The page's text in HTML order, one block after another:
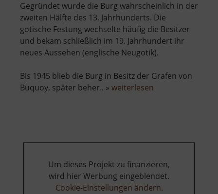
Gegründet wurde die Burg wahrscheinlich in der
zweiten Hälfte des 13. Jahrhunderts. Die
gotische Festung wechselte häufig die Besitzer
und bekam schließlich im 19. Jahrhundert ihr
neues Aussehen (englische Neugotik).
Bis 1945 blieb die Burg in Besitz der Grafen von
Buquoy, später beher.. » weiterlesen
Um dieses Projekt zu finanzieren,
wird hier Werbung eingeblendet.
Cookie-Einstellungen ändern.